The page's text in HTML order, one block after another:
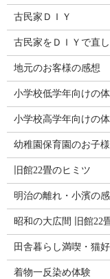
古民家ＤＩＹ
古民家をＤＩＹで直し
地元のお客様の感想
小学校低学年向けの
小学校高学年向けの
幼稚園保育園のお子
旧館22畳のヒミツ
明治の離れ・小濱の
昭和の大広間 旧館22
田舎暮らし満喫・猫
着物一反染め体験